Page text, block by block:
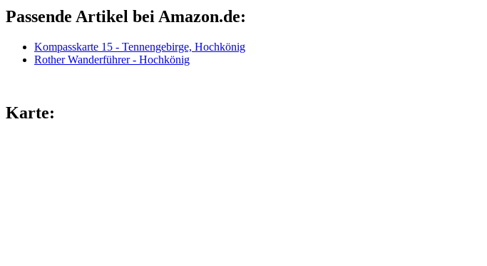
Passende Artikel bei Amazon.de:
Kompasskarte 15 - Tennengebirge, Hochkönig
Rother Wanderführer - Hochkönig
Karte: